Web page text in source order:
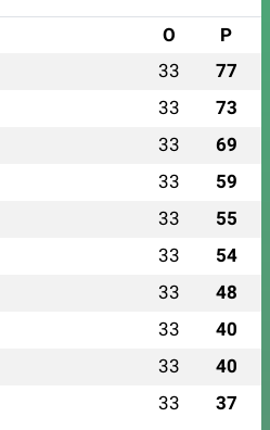
O P
33 77
33 73
33 69
33 59
33 55
33 54
33 48
33 40
33 40
33 37